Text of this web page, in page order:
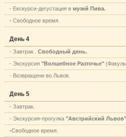
- Екскурси-дегустация в музей Пива.
- Свободное время.
День 4
- Завтрак . Свободный день.
- Экскурсия "Волшебное Разточье"
- Возвращени во Львов.
День 5
- Завтрак.
- Экскурсия-прогулка "Австрийский Львов"
-Свободное время.